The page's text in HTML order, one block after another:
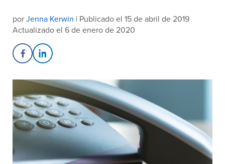
porJenna Kerwin | Publicado el 15 de abril de 2019
Actualizado el 6 de enero de 2020
Share on Facebook
Share on LinkedIn